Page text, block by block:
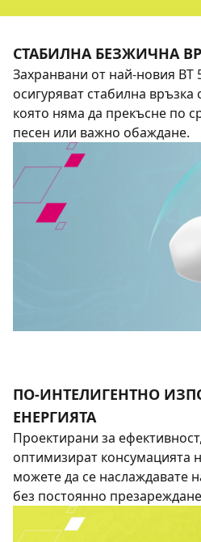
СТАБИЛНА БЕЗЖИЧНА
Захранвани от най-новия BT
осигуряват стабилна връзка
която няма да прекъсне по
песен или важно обаждане.
ПО-ИНТЕЛИГЕНТНО
ЕНЕРГИЯТА
Проектирани за
оптимизират консумацията
можете да се наслаждавате
без постоянно